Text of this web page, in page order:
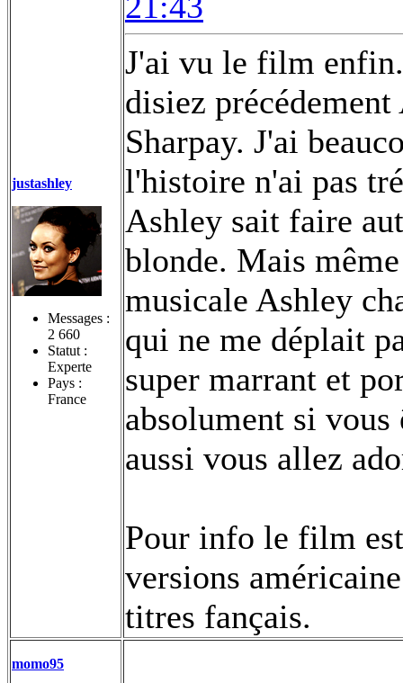
justashley
Messages :
2 660
Statut :
Experte
Pays :
France
J'ai vu le film
disiez
Sharpay. J'ai
l'histoire n'ai pas
Ashley sait faire
blonde. Mais
musicale Ashley
qui ne me déplait
super marrant et
absolument si vous
aussi vous allez
Pour info le film
versions
titres fançais.
momo95